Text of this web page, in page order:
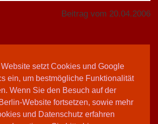
setzt Cookies und Google
ein, um bestmögliche Funktionalität
Wenn Sie den Besuch auf der
Website fortsetzen, sowie mehr
und Datenschutz erfahren
Beitrag vom 20.04.2006
Teilen